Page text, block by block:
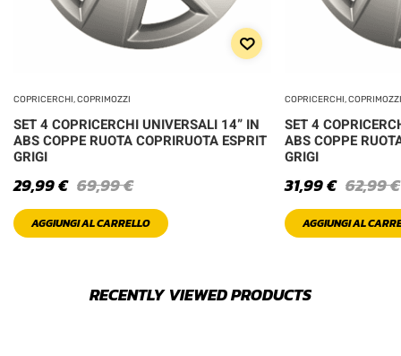
COPRICERCHI, COPRIMOZZI
SET 4 COPRICERCHI UNIVERSALI 14” IN
ABS COPPE RUOTA COPRIRUOTA ESPRIT
GRIGI
69,99€
29,99€
AGGIUNGI AL CARRELLO
COPRICERCHI, COPRIMOZZI
SET 4
ABS COPPE
GRIGI
62,99€
31,99€
AGGIUNGI AL
RECENTLY VIEWED PRODUCTS